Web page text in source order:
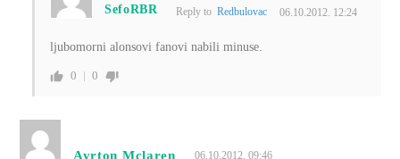
SefoRBR Reply to Redbulovac 06.10.2012. 12:24
ljubomorni alonsovi fanovi nabili minuse.
0 0
Ayrton Mclaren 06.10.2012. 09:46